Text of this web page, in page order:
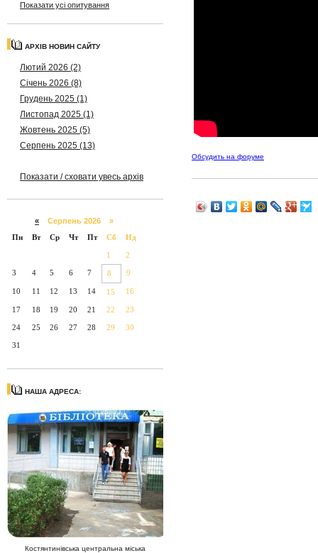
Показати усі опитування
АРХІВ НОВИН САЙТУ
Лютий 2026 (2)
Січень 2026 (8)
Грудень 2025 (1)
Листопад 2025 (1)
Жовтень 2025 (5)
Серпень 2025 (13)
Показати / сховати увесь архів
« Серпень 2026 »
Пн
Вт Ср Чт Пт Сб Нд
1 2
3 4 5 6 7 8 9
10 11 12 13 14 15 16
17 18 19 20 21 22 23
24 25 26 27 28 29 30
31
НАША АДРЕСА:
Костянтинівська центральна міська
Обсудить на форуме